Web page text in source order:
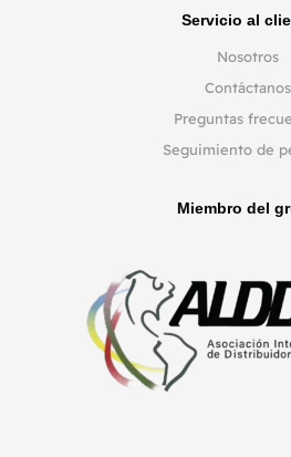
Servicio al
Nosotros
Contáctanos
Preguntas
Seguimiento de
Miembro del